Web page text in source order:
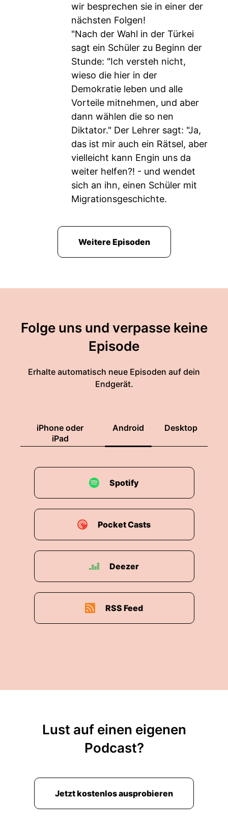
wir besprechen sie in einer der
nächsten Folgen!
"Nach der Wahl in der Türkei
sagt ein Schüler zu Beginn der
Stunde: "Ich versteh nicht,
wieso die hier in der
Demokratie leben und alle
Vorteile mitnehmen, und aber
dann wählen die so nen
Diktator." Der Lehrer sagt: "Ja,
das ist mir auch ein Rätsel, aber
vielleicht kann Engin uns da
weiter helfen?! - und wendet
sich an ihn, einen Schüler mit
Migrationsgeschichte.
Weitere Episoden
Folge uns und verpasse keine
Episode
Erhalte automatisch neue Episoden auf dein
Endgerät.
iPhone oder
iPad
Android Desktop
Spotify
Pocket Casts
Deezer
RSS Feed
Lust auf einen eigenen
Podcast?
Jetzt kostenlos ausprobieren